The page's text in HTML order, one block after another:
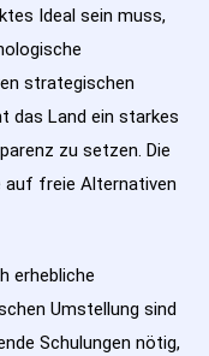
Ideal sein muss,
strategischen
das Land ein starkes
zu setzen. Die
auf freie Alternativen
erhebliche
Umstellung sind
Schulungen nötig,